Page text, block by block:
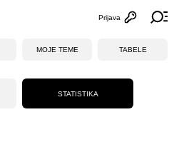
Otvori
Prijava
MOJE TEME TABELE
STATISTIKA